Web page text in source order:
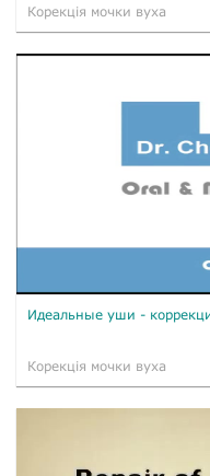
Корекція мочки вуха
Идеальные уши -
Корекція мочки вуха